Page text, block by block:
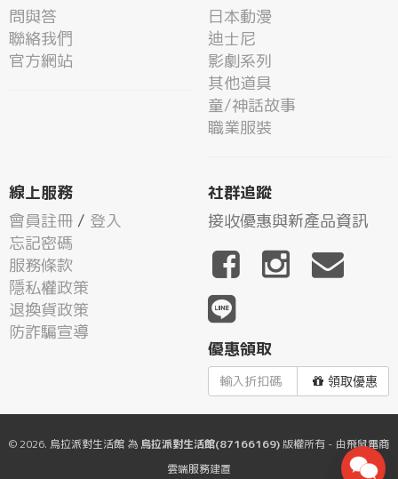
問與答
聯絡我們
官方網站
日本動漫
迪士尼
影劇系列
其他道具
童/神話故事
職業服裝
線上服務
會員註冊 / 登入
忘記密碼
服務條款
隱私權政策
退換貨政策
防詐騙宣導
社群追蹤
接收優惠與新產品資訊
優惠領取
領取優惠
© 2026. 烏拉派對生活館 為 烏拉派對生活館(87166169)版權所有 - 由飛鼠電商
雲端服務建置